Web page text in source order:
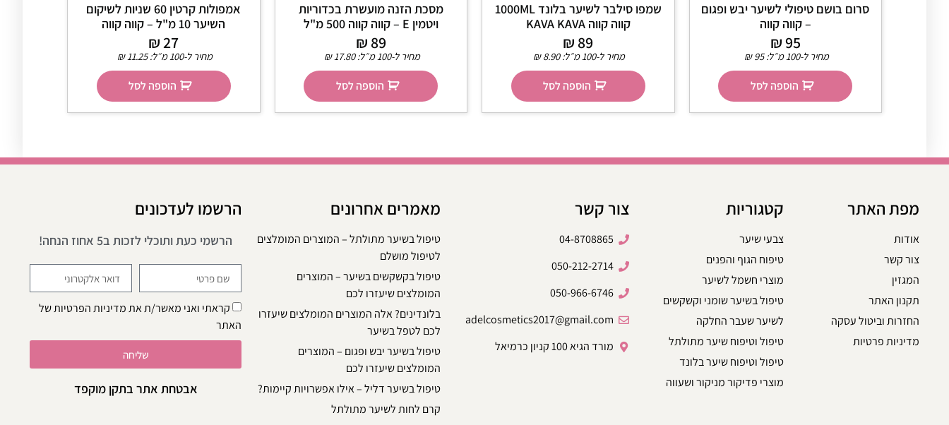
סרום בושם טיפולי לשיער יבש ופגום
– קווה קווה
₪95
מחיר ל-100 מ״ל: ₪95
הוספה לסל
שמפו סילבר לשיער בלונד 1000ML
קווה קווה KAVA KAVA
₪ 89
מחיר ל-100 מ״ל: ₪8.90
הוספה לסל
‎⁨מסכת הזנה מועשרת בכדוריות
ויטמין E – קווה קווה 500 מ"ל
₪ 89
מחיר ל-100 מ״ל: ₪17.80
הוספה לסל
אמפולות קרטין 60 שניות לשיקום
השיער 10 מ"ל – קווה קווה
₪27
מחיר ל-100 מ״ל: ₪11.25
הוספה לסל
מפת האתר
אודות
צור קשר
המגזין
תקנון האתר
החזרות וביטול עסקה
מדיניות פרטיות
קטגוריות
צבעי שיער
טיפוח הגוף והפנים
מוצרי חשמל לשיער
טיפול בשיער שומני וקשקשים
לשיער שעבר החלקה
טיפול וטיפוח שיער מתולתל
טיפול וטיפוח שיער בלונד
מוצרי פדיקור מניקור ושעווה
צור קשר
04-8708865
050-212-2714
050-966-6746
adelcosmetics2017@gmail.com
מורד הגיא 100 קניון כרמיאל
מאמרים אחרונים
טיפול בשיער מתולתל – המוצרים המומלצים
לטיפול מושלם
טיפול בקשקשים בשיער – המוצרים
המומלצים שיעזרו לכם
בלונדינים? אלה המוצרים המומלצים שיעזרו
לכם לטפל בשיער
טיפול בשיער יבש ופגום – המוצרים
המומלצים שיעזרו לכם
טיפול בשיער דליל – אילו אפשרויות קיימות?
קרם לחות לשיער מתולתל
הרשמו לעדכונים
הרשמי כעת ותוכלי לזכות ב5 אחוז הנחה!
קראתי ואני מאשר/ת אתמדיניות הפרטיותשל
האתר
שליחה
אבטחת אתר בתקן מוקפד